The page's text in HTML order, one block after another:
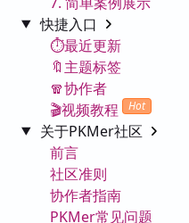
快捷入口
⏱️最近更新
🔖主题标签
🧣协作者
🎬视频教程
Hot
关于PKMer社区
前言
社区准则
协作者指南
PKMer常见问题